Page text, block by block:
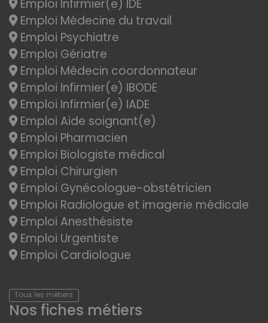
Emploi Infirmier(e) IDE
Emploi Médecine du travail
Emploi Psychiatre
Emploi Gériatre
Emploi Médecin coordonnateur
Emploi Infirmier(e) IBODE
Emploi Infirmier(e) IADE
Emploi Aide soignant(e)
Emploi Pharmacien
Emploi Biologiste médical
Emploi Chirurgien
Emploi Gynécologue-obstétricien
Emploi Radiologue et imagerie médicale
Emploi Anesthésiste
Emploi Urgentiste
Emploi Cardiologue
Tous les métiers
Nos fiches métiers